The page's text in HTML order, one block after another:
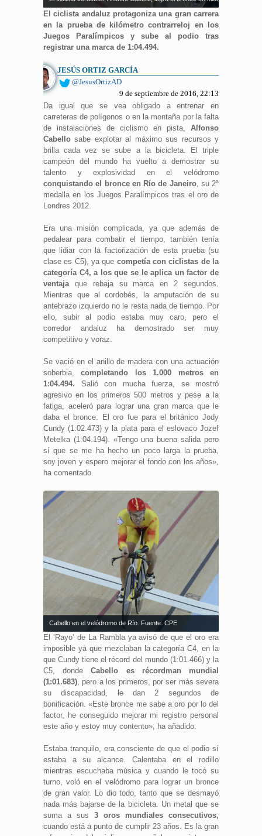
El ciclista andaluz protagoniza una gran carrera
en la prueba de kilómetro contrarreloj en los
Juegos Paralímpicos y sube al podio tras
registrar una marca de 1:04.494.
JESÚS ORTIZ GARCÍA
@JesusOrtizAD
9 de septiembre de 2016, 22:13
Da igual que se vea obligado a entrenar en
carreteras de polígonos o en la montaña por la falta
de instalaciones de ciclismo en pista, Alfonso
Cabello sabe explotar al máximo sus recursos y
brilla cada vez se sube a la bicicleta. El triple
campeón del mundo ha vuelto a demostrar su
talento y explosividad en el velódromo
conquistando el bronce en Río de Janeiro, su 2ª
medalla en los Juegos Paralímpicos tras el oro de
Londres 2012.
Era una misión complicada, ya que además de
pedalear para combatir el tiempo, también tenía
que lidiar con la factorización de esta prueba (su
clase es C5), ya que competía con ciclistas de la
categoría C4, a los que se le aplica un factor de
ventajaque rebaja su marca en 2 segundos.
Mientras que al cordobés, la amputación de su
antebrazo izquierdo no le resta nada de tiempo. Por
ello, subir al podio estaba muy caro, pero el
corredor andaluz ha demostrado ser muy
competitivo y voraz.
Se vació en el anillo de madera con una actuación
soberbia,completando los 1.000 metros en
1:04.494. Salió con mucha fuerza, se mostró
agresivo en los primeros 500 metros y pese a la
fatiga, aceleró para lograr una gran marca que le
daba el bronce. El oro fue para el británico Jody
Cundy (1:02.473) y la plata para el eslovaco Jozef
Metelka (1:04.194). «Tengo una buena salida pero
sí que se me ha hecho un poco larga la prueba,
soy joven y espero mejorar el fondo con los años»,
ha comentado.
Cabello en el velódromo de Río. Fuente: CPE
El ‘Rayo’ de La Rambla ya avisó de que el oro era
imposible ya que mezclaban la categoría C4, en la
que Cundy tiene el récord del mundo (1:01.466) y la
C5, dondeCabello es récordman mundial
(1:01.683), pero a los primeros, por ser más severa
su discapacidad, le dan 2 segundos de
bonificación. «Este bronce me sabe a oro por lo del
factor, he conseguido mejorar mi registro personal
este año y estoy muy contento», ha añadido.
Estaba tranquilo, era consciente de que el podio sí
estaba a su alcance. Calentaba en el rodillo
mientras escuchaba música y cuando le tocó su
turno, voló en el velódromo para lograr un bronce
de gran valor. Lo dio todo, tanto que se desmayó
nada más bajarse de la bicicleta. Un metal que se
suma a sus 3 oros mundiales consecutivos,
cuando está a punto de cumplir 23 años. Es la gran